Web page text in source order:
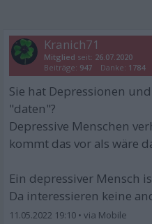
Kranich71
Mitglied seit: 26.07.2020
Beiträge: 947 Danke: 1784
Sie hat Depressionen
"daten"?
Depressive Menschen
kommt das vor als wäre
Ein depressiver Mensch
Da interessieren keine
11.05.2022 19:10 •